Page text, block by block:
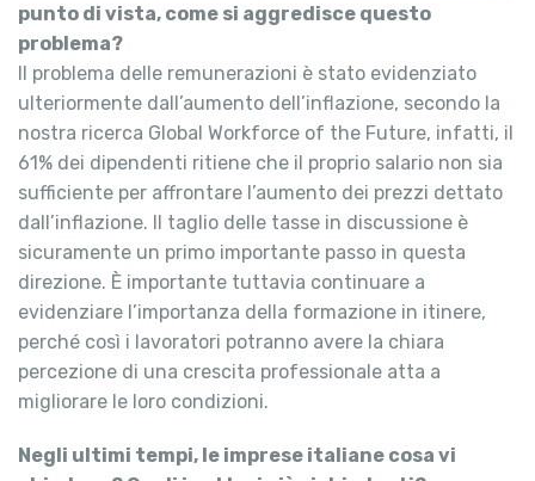
punto di vista, come si aggredisce questo
problema?
Il problema delle remunerazioni è stato evidenziato
ulteriormente dall’aumento dell’inflazione, secondo la
nostra ricerca Global Workforce of the Future, infatti, il
61% dei dipendenti ritiene che il proprio salario non sia
sufficiente per affrontare l’aumento dei prezzi dettato
dall’inflazione. Il taglio delle tasse in discussione è
sicuramente un primo importante passo in questa
direzione. È importante tuttavia continuare a
evidenziare l’importanza della formazione in itinere,
perché così i lavoratori potranno avere la chiara
percezione di una crescita professionale atta a
migliorare le loro condizioni.
Negli ultimi tempi, le imprese italiane cosa vi